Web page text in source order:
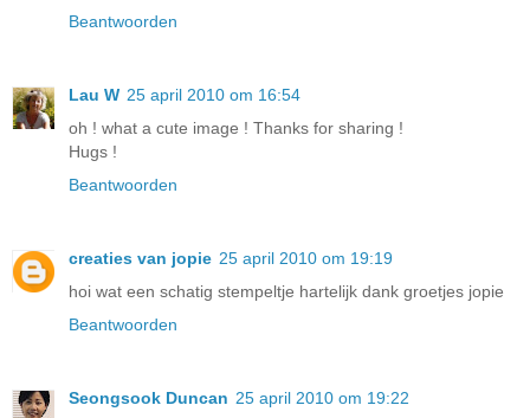
Beantwoorden
Lau W 25 april 2010 om 16:54
oh ! what a cute image ! Thanks for sharing !
Hugs !
Beantwoorden
creaties van jopie 25 april 2010 om 19:19
hoi wat een schatig stempeltje hartelijk dank groetjes jopie
Beantwoorden
Seongsook Duncan 25 april 2010 om 19:22